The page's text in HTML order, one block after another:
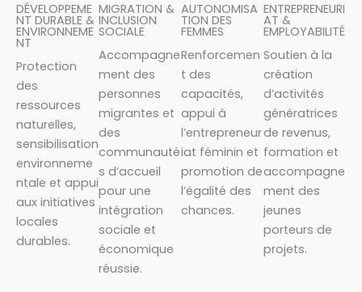
DÉVELOPPEME
NT DURABLE &
ENVIRONNEME
NT
Protection
des
ressources
naturelles,
sensibilisation
environneme
ntale et appui
aux initiatives
locales
durables.
MIGRATION &
INCLUSION
SOCIALE
Accompagne
ment des
personnes
migrantes et
des
communauté
s d’accueil
pour une
intégration
sociale et
économique
réussie.
AUTONOMISA
TION DES
FEMMES
Renforcemen
t des
capacités,
appui à
l’entrepreneur
iat féminin et
promotion de
l’égalité des
chances.
ENTREPRENEURI
AT &
EMPLOYABILITÉ
Soutien à la
création
d’activités
génératrices
de revenus,
formation et
accompagne
ment des
jeunes
porteurs de
projets.